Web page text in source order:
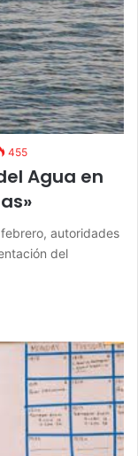
455
Agua en
autoridades
del